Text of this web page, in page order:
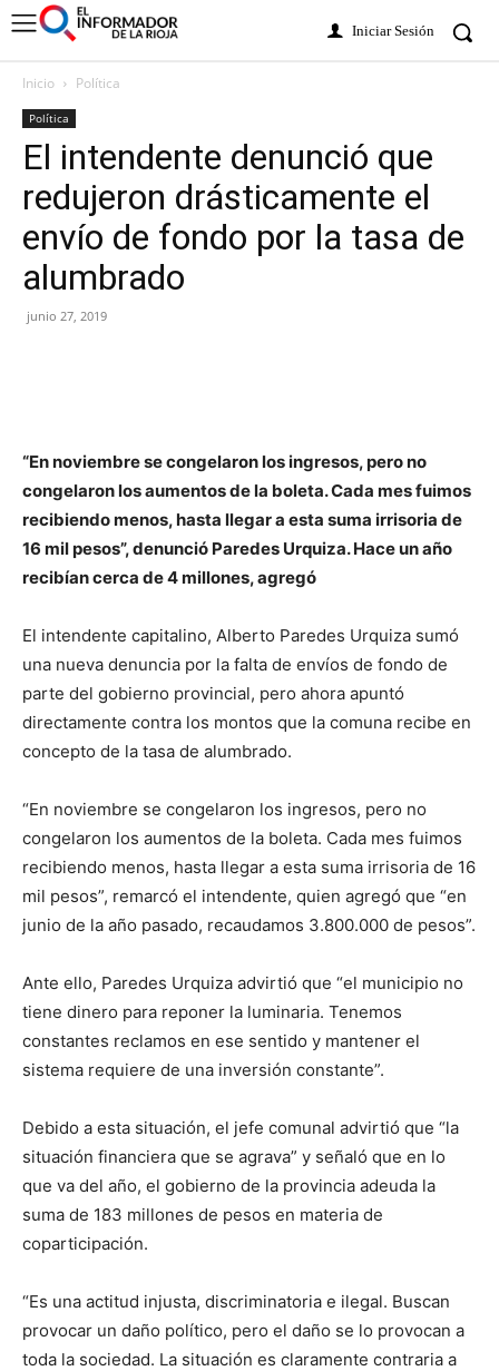
Iniciar Sesión
Inicio Política
Política
El intendente denunció que
redujeron drásticamente el
envío de fondo por la tasa de
alumbrado
junio 27, 2019
“En noviembre se congelaron los ingresos, pero no
congelaron los aumentos de la boleta. Cada mes fuimos
recibiendo menos, hasta llegar a esta suma irrisoria de
16 mil pesos”, denunció Paredes Urquiza. Hace un año
recibían cerca de 4 millones, agregó
El intendente capitalino, Alberto Paredes Urquiza sumó
una nueva denuncia por la falta de envíos de fondo de
parte del gobierno provincial, pero ahora apuntó
directamente contra los montos que la comuna recibe en
concepto de la tasa de alumbrado.
“En noviembre se congelaron los ingresos, pero no
congelaron los aumentos de la boleta. Cada mes fuimos
recibiendo menos, hasta llegar a esta suma irrisoria de 16
mil pesos”, remarcó el intendente, quien agregó que “en
junio de la año pasado, recaudamos 3.800.000 de pesos”.
Ante ello, Paredes Urquiza advirtió que “el municipio no
tiene dinero para reponer la luminaria. Tenemos
constantes reclamos en ese sentido y mantener el
sistema requiere de una inversión constante”.
Debido a esta situación, el jefe comunal advirtió que “la
situación financiera que se agrava” y señaló que en lo
que va del año, el gobierno de la provincia adeuda la
suma de 183 millones de pesos en materia de
coparticipación.
“Es una actitud injusta, discriminatoria e ilegal. Buscan
provocar un daño político, pero el daño se lo provocan a
toda la sociedad. La situación es claramente contraria a